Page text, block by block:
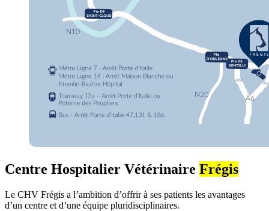
Centre Hospitalier Vétérinaire Frégis
Le CHV Frégis a l’ambition d’offrir à ses patients les avantages
d’un centre et d’une équipe pluridisciplinaires.